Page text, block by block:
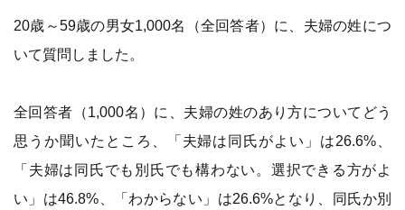
20歳～59歳の男女1,000名（全回答者）に、夫婦の姓につ
いて質問しました。
全回答者（1,000名）に、夫婦の姓のあり方についてどう
思うか聞いたところ、「夫婦は同氏がよい」は26.6%、
「夫婦は同氏でも別氏でも構わない。選択できる方がよ
い」は46.8%、「わからない」は26.6%となり、同氏か別